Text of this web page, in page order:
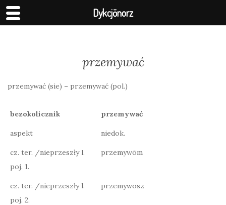
przemywać
przemywać (sie) – przemywać (pol.)
bezokolicznik przemywać
aspekt niedok.
cz. ter. /nieprzeszły l.
poj. 1.
przemywōm
cz. ter. /nieprzeszły l.
poj. 2.
przemywosz
Dykcjōnorz